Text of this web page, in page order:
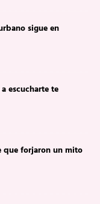
sigue en
escucharte te
que forjaron un mito